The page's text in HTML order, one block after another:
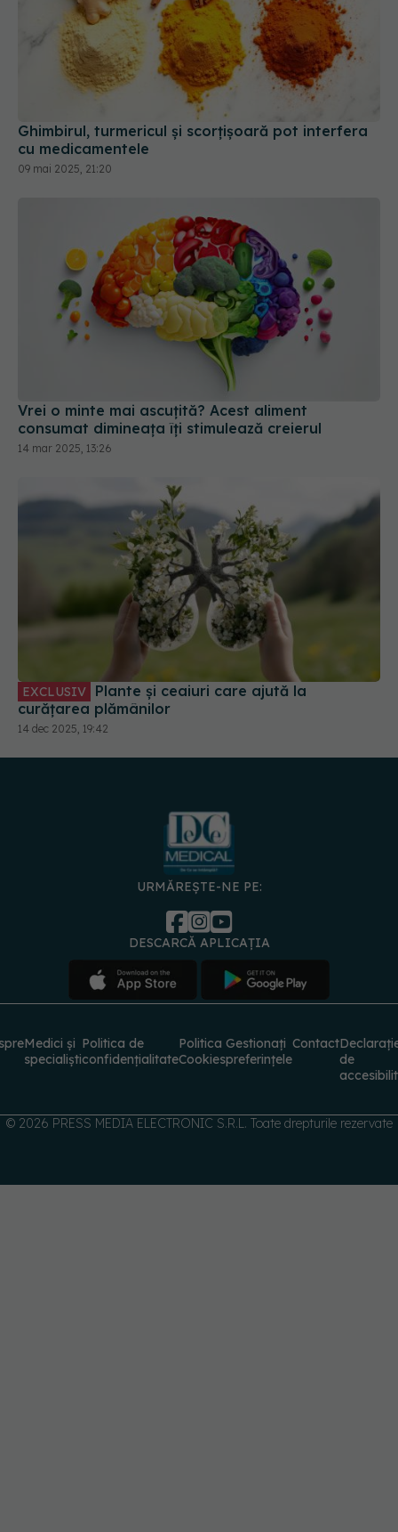
Ghimbirul, turmericul și scorțișoară pot interfera
cu medicamentele
Vrei o minte mai ascuțită? Acest aliment
consumat dimineața îți stimulează creierul
EXCLUSIV
curățarea plămânilor
URMĂREȘTE-NE PE:
DESCARCĂ APLICAȚIA
specialiști
Politica de
confidențialitate
Cookies
Gestionați
preferințele
Contact
© 2026 PRESS MEDIA ELECTRONIC S.R.L. Toate drepturile rezervate